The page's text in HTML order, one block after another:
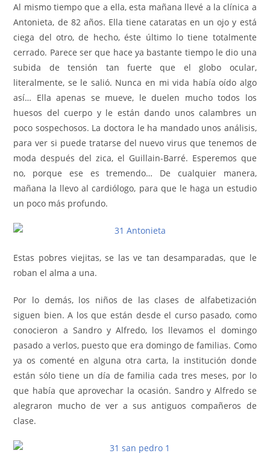
Al mismo tiempo que a ella, esta mañana llevé a la clínica a
Antonieta, de 82 años. Ella tiene cataratas en un ojo y está
ciega del otro, de hecho, éste último lo tiene totalmente
cerrado. Parece ser que hace ya bastante tiempo le dio una
subida de tensión tan fuerte que el globo ocular,
literalmente, se le salió. Nunca en mi vida había oído algo
así… Ella apenas se mueve, le duelen mucho todos los
huesos del cuerpo y le están dando unos calambres un
poco sospechosos. La doctora le ha mandado unos análisis,
para ver si puede tratarse del nuevo virus que tenemos de
moda después del zica, el Guillain-Barré. Esperemos que
no, porque ese es tremendo… De cualquier manera,
mañana la llevo al cardiólogo, para que le haga un estudio
un poco más profundo.
Estas pobres viejitas, se las ve tan desamparadas, que le
roban el alma a una.
Por lo demás, los niños de las clases de alfabetización
siguen bien. A los que están desde el curso pasado, como
conocieron a Sandro y Alfredo, los llevamos el domingo
pasado a verlos, puesto que era domingo de familias. Como
ya os comenté en alguna otra carta, la institución donde
están sólo tiene un día de familia cada tres meses, por lo
que había que aprovechar la ocasión. Sandro y Alfredo se
alegraron mucho de ver a sus antiguos compañeros de
clase.